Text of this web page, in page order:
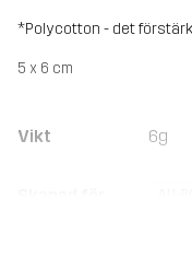
*Polycotton - det
5 x 6 cm
Vikt 6g